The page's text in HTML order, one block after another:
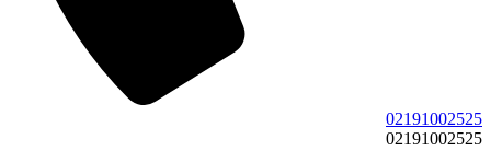
02191002525
02191002525